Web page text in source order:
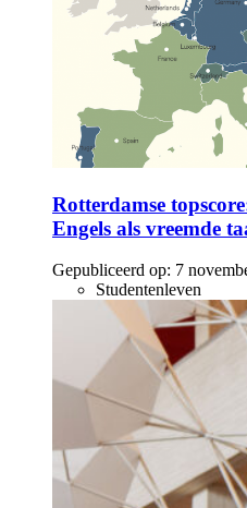
Rotterdamse
Engels als vreemde
Gepubliceerd op: 7
Studentenleven